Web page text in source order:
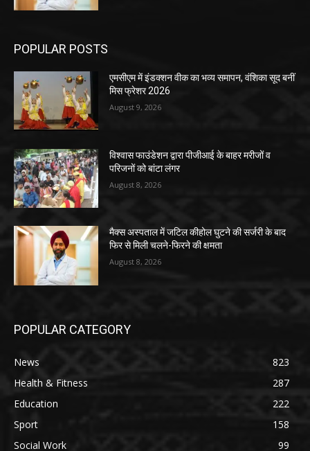
POPULAR POSTS
एमसीएम में इंडक्शन वीक का भव्य समापन, वंशिका सूद बनीं
मिस फ्रेशर 2026
August 9, 2026
विश्वास फाउंडेशन द्वारा पीजीआई के बाहर मरीजों व
परिजनों को बांटा लंगर
August 8, 2026
मैक्स अस्पताल में जटिल कीहोल घुटने की सर्जरी के बाद
फिर से मिली चलने-फिरने की क्षमता
August 8, 2026
POPULAR CATEGORY
News
823
Health & Fitness
287
Education
222
Sport
158
Social Work
99